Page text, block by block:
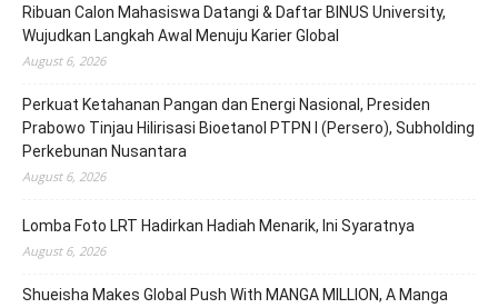
Ribuan Calon Mahasiswa Datangi & Daftar BINUS University,
Wujudkan Langkah Awal Menuju Karier Global
August 6, 2026
Perkuat Ketahanan Pangan dan Energi Nasional, Presiden
Prabowo Tinjau Hilirisasi Bioetanol PTPN I (Persero), Subholding
Perkebunan Nusantara
August 6, 2026
Lomba Foto LRT Hadirkan Hadiah Menarik, Ini Syaratnya
August 6, 2026
Shueisha Makes Global Push With MANGA MILLION, A Manga